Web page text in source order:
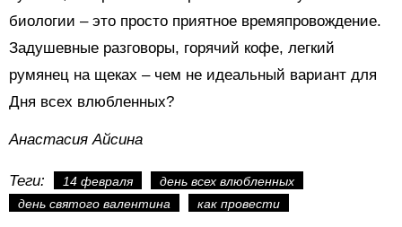
биологии – это просто приятное времяпровождение.
Задушевные разговоры, горячий кофе, легкий
румянец на щеках – чем не идеальный вариант для
Дня всех влюбленных?
Анастасия Айсина
Теги: 14 февраля
день всех влюбленных
день святого валентина
как провести